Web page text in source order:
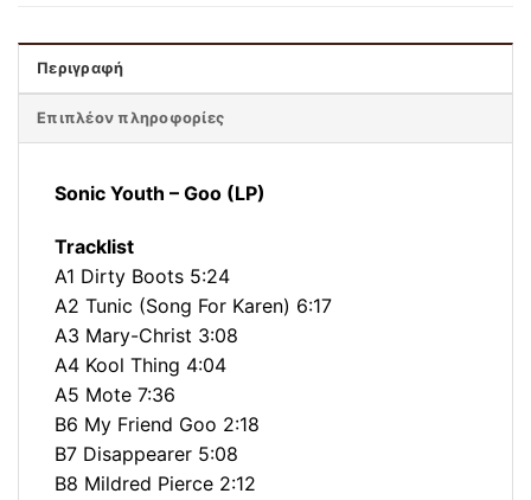
Περιγραφή
Επιπλέον πληροφορίες
Sonic Youth – Goo (LP)
Tracklist
A1 Dirty Boots 5:24
A2 Tunic (Song For Karen) 6:17
A3 Mary-Christ 3:08
A4 Kool Thing 4:04
A5 Mote 7:36
B6 My Friend Goo 2:18
B7 Disappearer 5:08
B8 Mildred Pierce 2:12